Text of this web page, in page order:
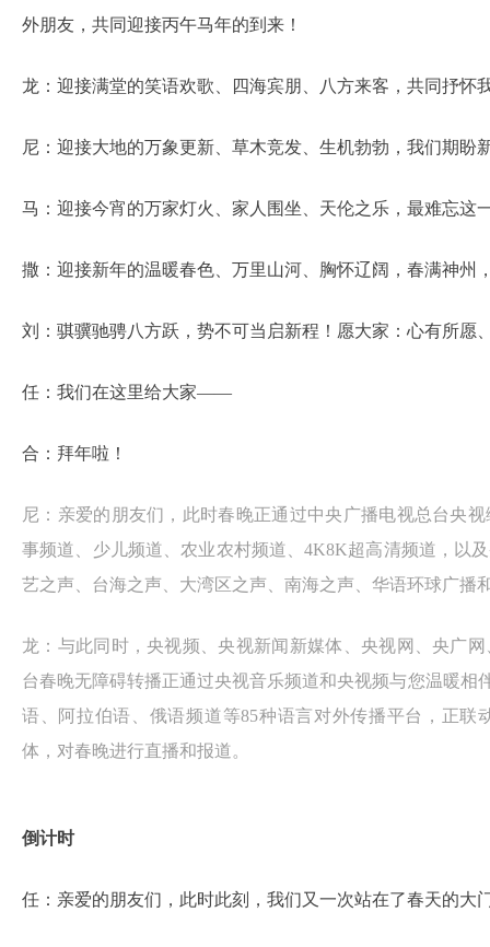
外朋友，共同迎接丙午马年的到来！
龙：迎接满堂的笑语欢歌、四海宾朋、八方来客，共同抒怀
尼：迎接大地的万象更新、草木竞发、生机勃勃，我们期盼
马：迎接今宵的万家灯火、家人围坐、天伦之乐，最难忘这
撒：迎接新年的温暖春色、万里山河、胸怀辽阔，春满神州
刘：骐骥驰骋八方跃，势不可当启新程！愿大家：心有所愿
任：我们在这里给大家——
合：拜年啦！
尼：亲爱的朋友们，此时春晚正通过中央广播电视总台央
事频道、少儿频道、农业农村频道、4K8K超高清频道，以
艺之声、台海之声、大湾区之声、南海之声、华语环球广播
龙：与此同时，央视频、央视新闻新媒体、央视网、央广
台春晚无障碍转播正通过央视音乐频道和央视频与您温暖相
语、阿拉伯语、俄语频道等85种语言对外传播平台，正
体，对春晚进行直播和报道。
倒计时
任：亲爱的朋友们，此时此刻，我们又一次站在了春天的大